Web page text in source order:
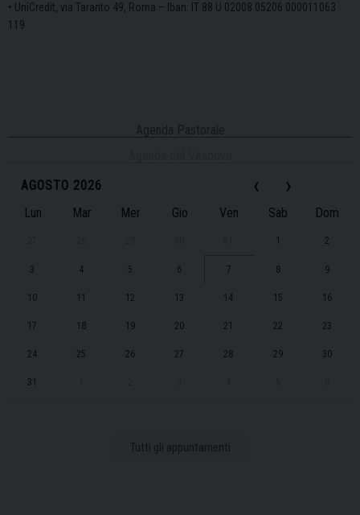
• UniCredit, via Taranto 49, Roma – Iban: IT 88 U 02008 05206 000011063
119
Agenda Pastorale
‹
AGOSTO 2026 ›
Lun Mar Mer Gio Ven Sab Dom
1 2
3 4 5 6 7 8 9
10 11 12 13 14 15 16
17 18 19 20 21 22 23
24 25 26 27 28 29 30
31
Tutti gli appuntamenti